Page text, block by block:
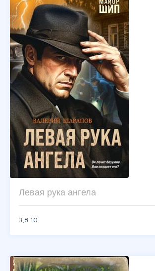
Левая рука ангела
3,8 10